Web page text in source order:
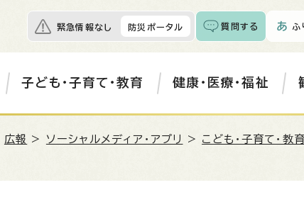
緊急情報なし 防災ポータル 質問する ふ
子ども・子育て・教育 健康・医療・福祉
広報 > ソーシャルメディア・アプリ > こども・子育て・教